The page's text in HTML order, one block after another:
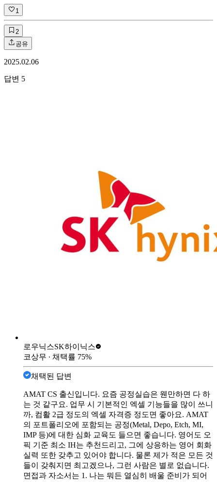
1
2
공유
2025.02.06
답변 5
로우닉스SK하이닉스
코상무 ∙ 채택률 75%
채택된 답변
AMAT CS 출신입니다. 요즘 공정실습은 웬만하면 다 하
는 것 같구요. 업무 시 기본적인 엑셀 기능들을 많이 쓰니
까, 컴활 2급 정도의 엑셀 자격증 정도면 좋아요. AMAT
의 포트폴리오에 포함되는 공정(Metal, Depo, Etch, MI,
IMP 등)에 대한 심화 교육도 들으면 좋습니다. 영어도 오
픽 기준 최소 IH는 추천드리고, 그에 상응하는 영어 회화
실력 또한 갖추고 있어야 합니다. 물론 제가 적은 모든 것
들이 갖춰지면 최고겠으나, 그런 사람은 별로 없습니다.
면접과 자소서는 1. 나는 뭐든 열심히 배울 준비가 되어